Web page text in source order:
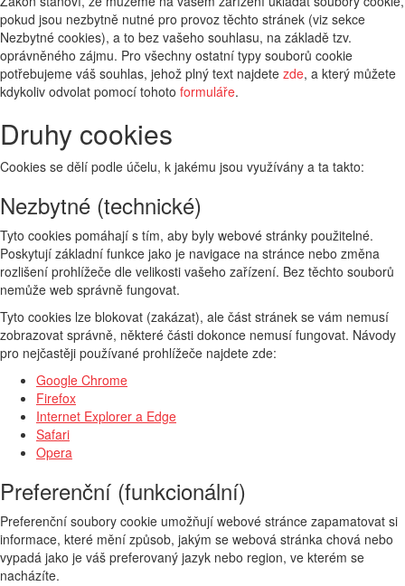
pokud jsou nezbytně nutné pro provoz těchto stránek (viz sekce
Nezbytné cookies), a to bez vašeho souhlasu, na základě tzv.
oprávněného zájmu. Pro všechny ostatní typy souborů cookie
potřebujeme váš souhlas, jehož plný text najdete zde, a který můžete
kdykoliv odvolat pomocí tohoto formuláře.
Druhy cookies
Cookies se dělí podle účelu, k jakému jsou využívány a ta takto:
Nezbytné (technické)
Tyto cookies pomáhají s tím, aby byly webové stránky použitelné.
Poskytují základní funkce jako je navigace na stránce nebo změna
rozlišení prohlížeče dle velikosti vašeho zařízení. Bez těchto souborů
nemůže web správně fungovat.
Tyto cookies lze blokovat (zakázat), ale část stránek se vám nemusí
zobrazovat správně, některé části dokonce nemusí fungovat. Návody
pro nejčastěji používané prohlížeče najdete zde:
Google Chrome
Firefox
Internet Explorer a Edge
Safari
Opera
Preferenční (funkcionální)
Preferenční soubory cookie umožňují webové stránce zapamatovat si
informace, které mění způsob, jakým se webová stránka chová nebo
vypadá jako je váš preferovaný jazyk nebo region, ve kterém se
nacházíte.